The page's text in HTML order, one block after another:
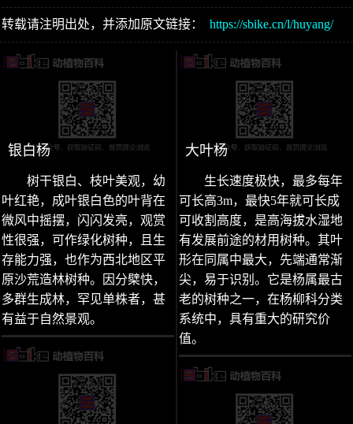
转载请注明出处，并添加原文链接： https://sbike.cn/l/huyang/
银白杨
树干银白、枝叶美观，幼
叶红艳，成叶银白色的叶背在
微风中摇摆，闪闪发亮，观赏
性很强，可作绿化树种，且生
存能力强，也作为西北地区平
原沙荒造林树种。因分檗快，
多群生成林，罕见单株者，甚
有益于自然景观。
大叶杨
生长速度极快，最多每年
可长高3m，最快5年就可长成
可收割高度，是高海拔水湿地
有发展前途的材用树种。其叶
形在同属中最大，先端通常渐
尖，易于识别。它是杨属最古
老的树种之一，在杨柳科分类
系统中，具有重大的研究价
值。